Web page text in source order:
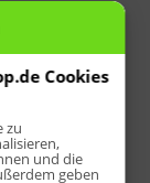
Cookies
zu
und die
geben